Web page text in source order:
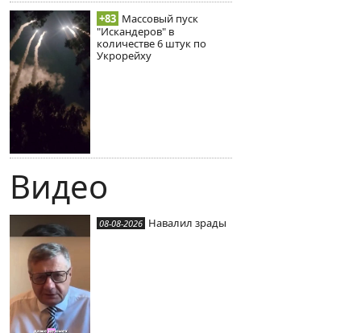
+83 Массовый пуск
"Искандеров" в
количестве 6 штук по
Укрорейху
Видео
08-08-2026 Навалил зрады